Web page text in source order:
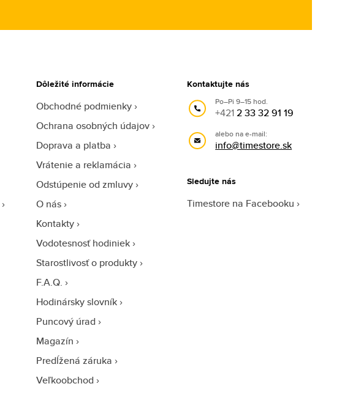
Dôležité informácie
Obchodné podmienky
Ochrana osobných údajov
Doprava a platba
Vrátenie a reklamácia
Odstúpenie od zmluvy
O nás
Kontakty
Vodotesnosť hodiniek
Starostlivosť o produkty
F.A.Q.
Hodinársky slovník
Puncový úrad
Magazín
Predĺžená záruka
Veľkoobchod
Kontaktujte nás
Po–Pi 9–15 hod.
+4212 33 32 91 19
alebo na e-mail:
info@timestore.sk
Sledujte nás
Timestore na Facebooku